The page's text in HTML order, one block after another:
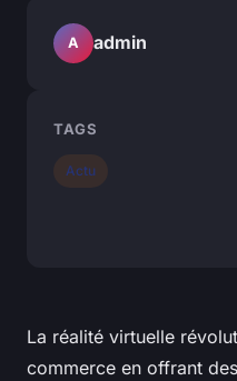
La réalité virtuelle
commerce en offrant
A admin
TAGS
Actu